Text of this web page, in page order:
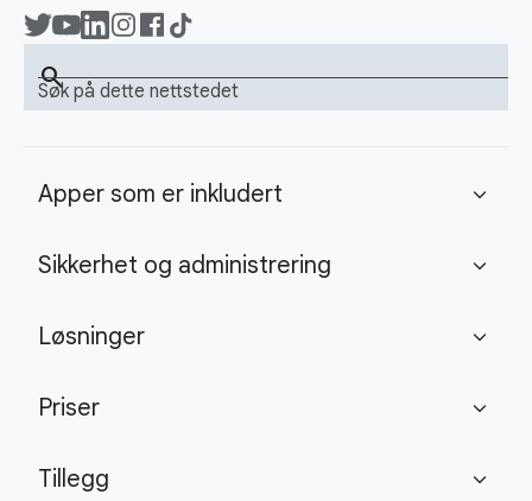
Søk på dette nettstedet
search
Apper som er inkludert expand_more
Sikkerhet og administrering expand_more
Løsninger expand_more
Priser expand_more
Tillegg expand_more